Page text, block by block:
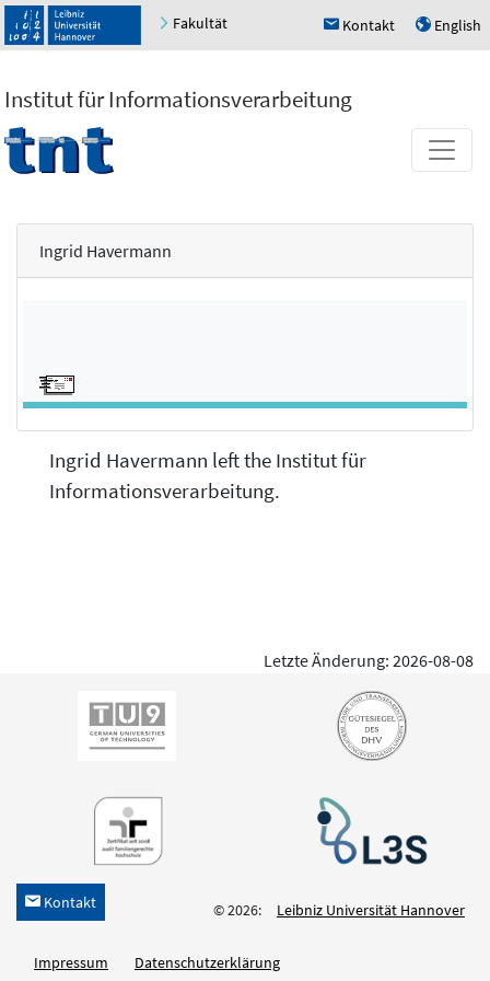
Fakultät h Kontakt u English
Institut für Informationsverarbeitung
Ingrid Havermann
Ingrid Havermann left the Institut für
Informationsverarbeitung.
Letzte Änderung: 2026-08-08
h Kontakt © 2026: Leibniz Universität Hannover
Impressum Datenschutzerklärung